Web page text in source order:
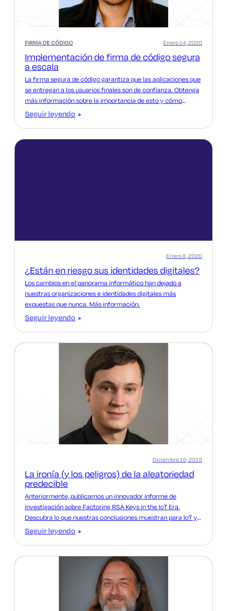
FIRMA DE CÓDIGO
Implementación de firma de código segura
a escala
Enero 14, 2020
La firma segura de código garantiza que las aplicaciones que
se entregan a los usuarios finales son de confianza. Obtenga
más información sobre la importancia de esto y cómo
implementarlo a escala.
Seguir leyendo
¿Están en riesgo sus identidades digitales?
Enero 8, 2020
Los cambios en el panorama informático han dejado a
nuestras organizaciones e identidades digitales más
expuestas que nunca. Más información.
Seguir leyendo
La ironía (y los peligros) de la aleatoriedad
predecible
Diciembre 19, 2019
Anteriormente, publicamos un innovador informe de
investigación sobre Factoring RSA Keys in the IoT Era.
Descubra lo que nuestras conclusiones muestran para IoT y
los dispositivos de red que se utilizan hoy en día.
Seguir leyendo